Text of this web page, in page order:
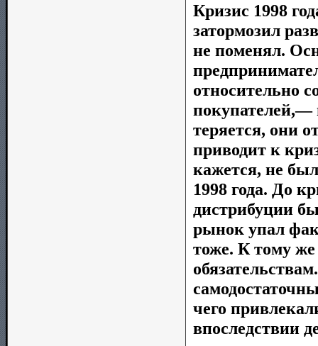
Кризис 1998
затормозил
не поменял.
относительно
покупателей,—
теряется, они
приводит к
кажется, не
1998 года. До
дистрибуции
рынок упал
тоже. К тому
чего
впоследствии